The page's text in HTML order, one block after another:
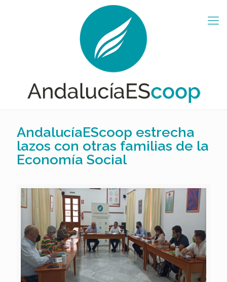
AndalucíaEScoop estrecha
lazos con otras familias de la
Economía Social